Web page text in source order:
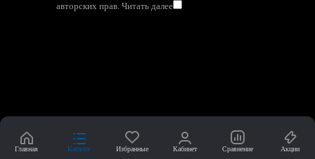
авторских прав. Читать далее
Главная Каталог Избранные Кабинет Сравнение Акции